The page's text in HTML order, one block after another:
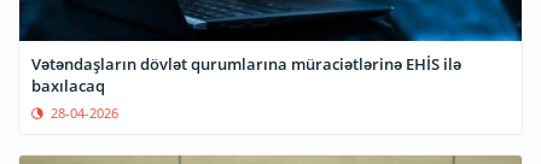
Vətəndaşların dövlət qurumlarına müraciətlərinə EHİS ilə
baxılacaq
28-04-2026